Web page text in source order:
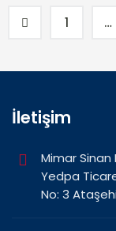
1 …
İletişim
Mimar Sinan
Yedpa
No: 3